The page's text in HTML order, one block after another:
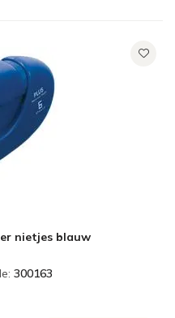
nietjes blauw
300163